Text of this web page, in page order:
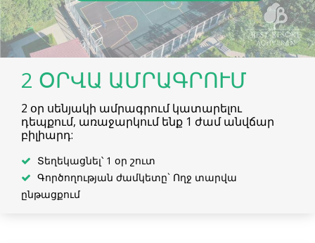
2 ՕՐՎԱ ԱՄՐԱԳՐՈՒՄ
2 օր սենյակի ամրագրում կատարելու
դեպքում, առաջարկում ենք 1 ժամ անվճար
բիլիարդ:
Տեղեկացնել՝ 1 օր շուտ
Գործողության ժամկետը` Ողջ տարվա
ընթացքում